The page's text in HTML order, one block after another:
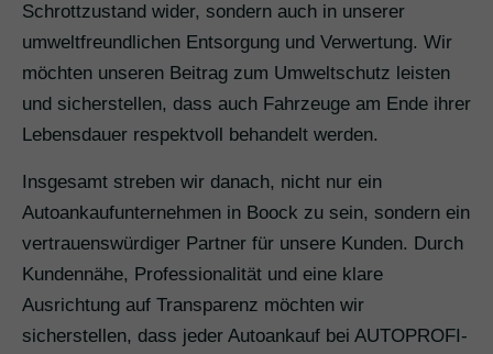
Schrottzustand wider, sondern auch in unserer
umweltfreundlichen Entsorgung und Verwertung. Wir
möchten unseren Beitrag zum Umweltschutz leisten
und sicherstellen, dass auch Fahrzeuge am Ende ihrer
Lebensdauer respektvoll behandelt werden.
Insgesamt streben wir danach, nicht nur ein
Autoankaufunternehmen in Boock zu sein, sondern ein
vertrauenswürdiger Partner für unsere Kunden. Durch
Kundennähe, Professionalität und eine klare
Ausrichtung auf Transparenz möchten wir
sicherstellen, dass jeder Autoankauf bei AUTOPROFI-